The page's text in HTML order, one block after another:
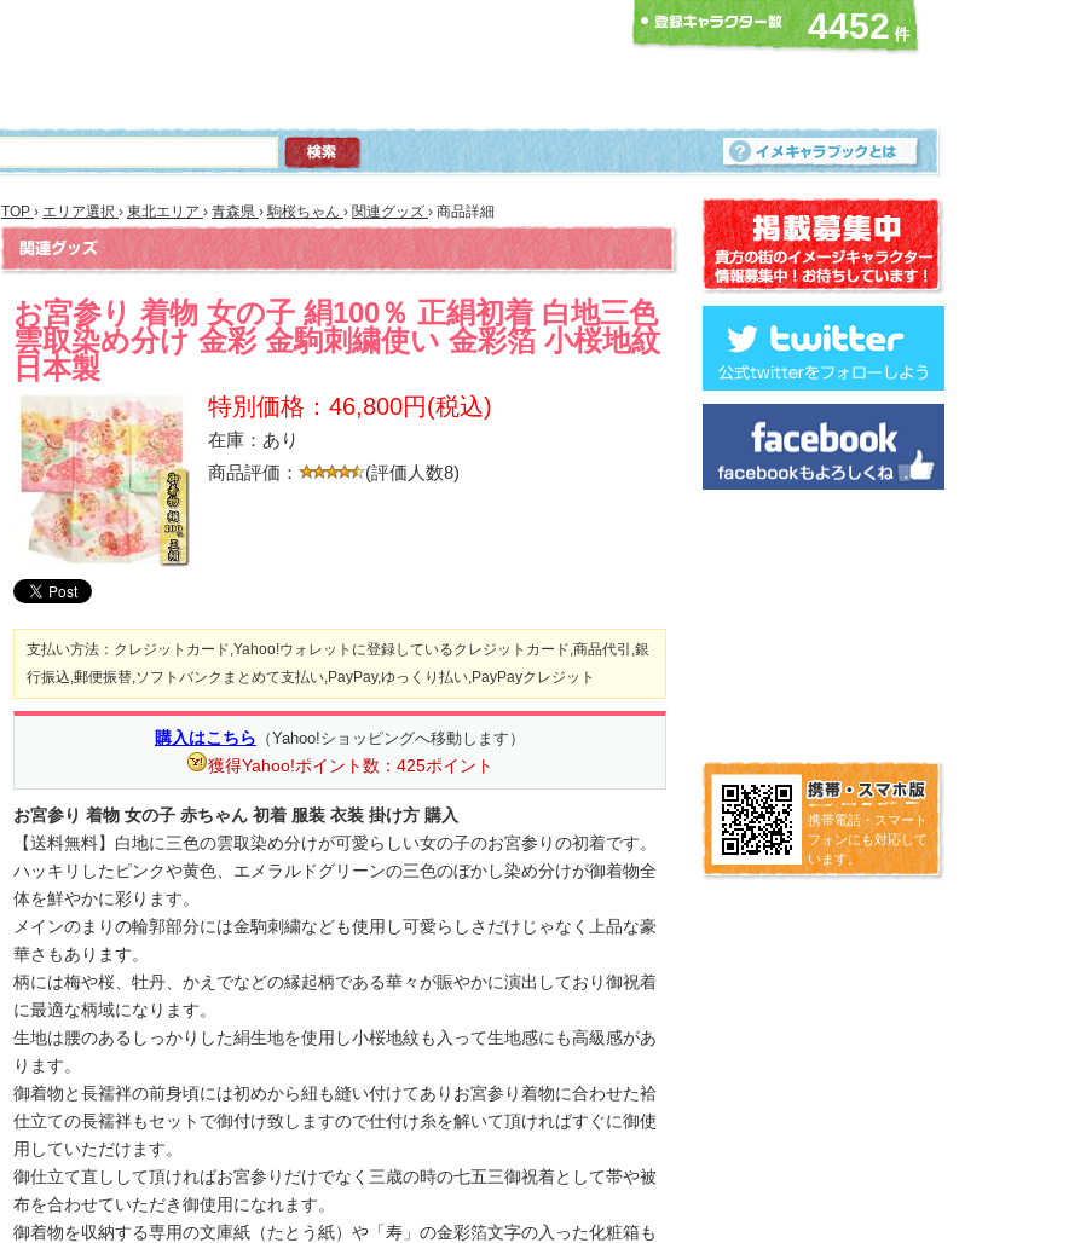
4452
TOP › エリア選択 › 東北エリア › 青森県 ›駒桜ちゃん › 関連グッズ › 商品詳細
お宮参り 着物 女の子 絹100％ 正絹初着 白地三色
雲取染め分け 金彩 金駒刺繍使い 金彩箔 小桜地紋
日本製
特別価格：46,800円(税込)
在庫：あり
商品評価：
(評価人数8)
支払い方法：クレジットカード,Yahoo!ウォレットに登録しているクレジットカード,商品代引,銀
行振込,郵便振替,ソフトバンクまとめて支払い,PayPay,ゆっくり払い,PayPayクレジット
購入はこちら （Yahoo!ショッピングへ移動します）
獲得Yahoo!ポイント数：425ポイント
お宮参り 着物 女の子 赤ちゃん 初着 服装 衣装 掛け方 購入
【送料無料】白地に三色の雲取染め分けが可愛らしい女の子のお宮参りの初着です。
ハッキリしたピンクや黄色、エメラルドグリーンの三色のぼかし染め分けが御着物全
体を鮮やかに彩ります。
メインのまりの輪郭部分には金駒刺繍なども使用し可愛らしさだけじゃなく上品な豪
華さもあります。
柄には梅や桜、牡丹、かえでなどの縁起柄である華々が賑やかに演出しており御祝着
に最適な柄域になります。
生地は腰のあるしっかりした絹生地を使用し小桜地紋も入って生地感にも高級感があ
ります。
御着物と長襦袢の前身頃には初めから紐も縫い付けてありお宮参り着物に合わせた袷
仕立ての長襦袢もセットで御付け致しますので仕付け糸を解いて頂ければすぐに御使
用していただけます。
御仕立て直しして頂ければお宮参りだけでなく三歳の時の七五三御祝着として帯や被
布を合わせていただき御使用になれます。
御着物を収納する専用の文庫紙（たとう紙）や「寿」の金彩箔文字の入った化粧箱も
携帯電話・スマート
フォンにも対応して
います。